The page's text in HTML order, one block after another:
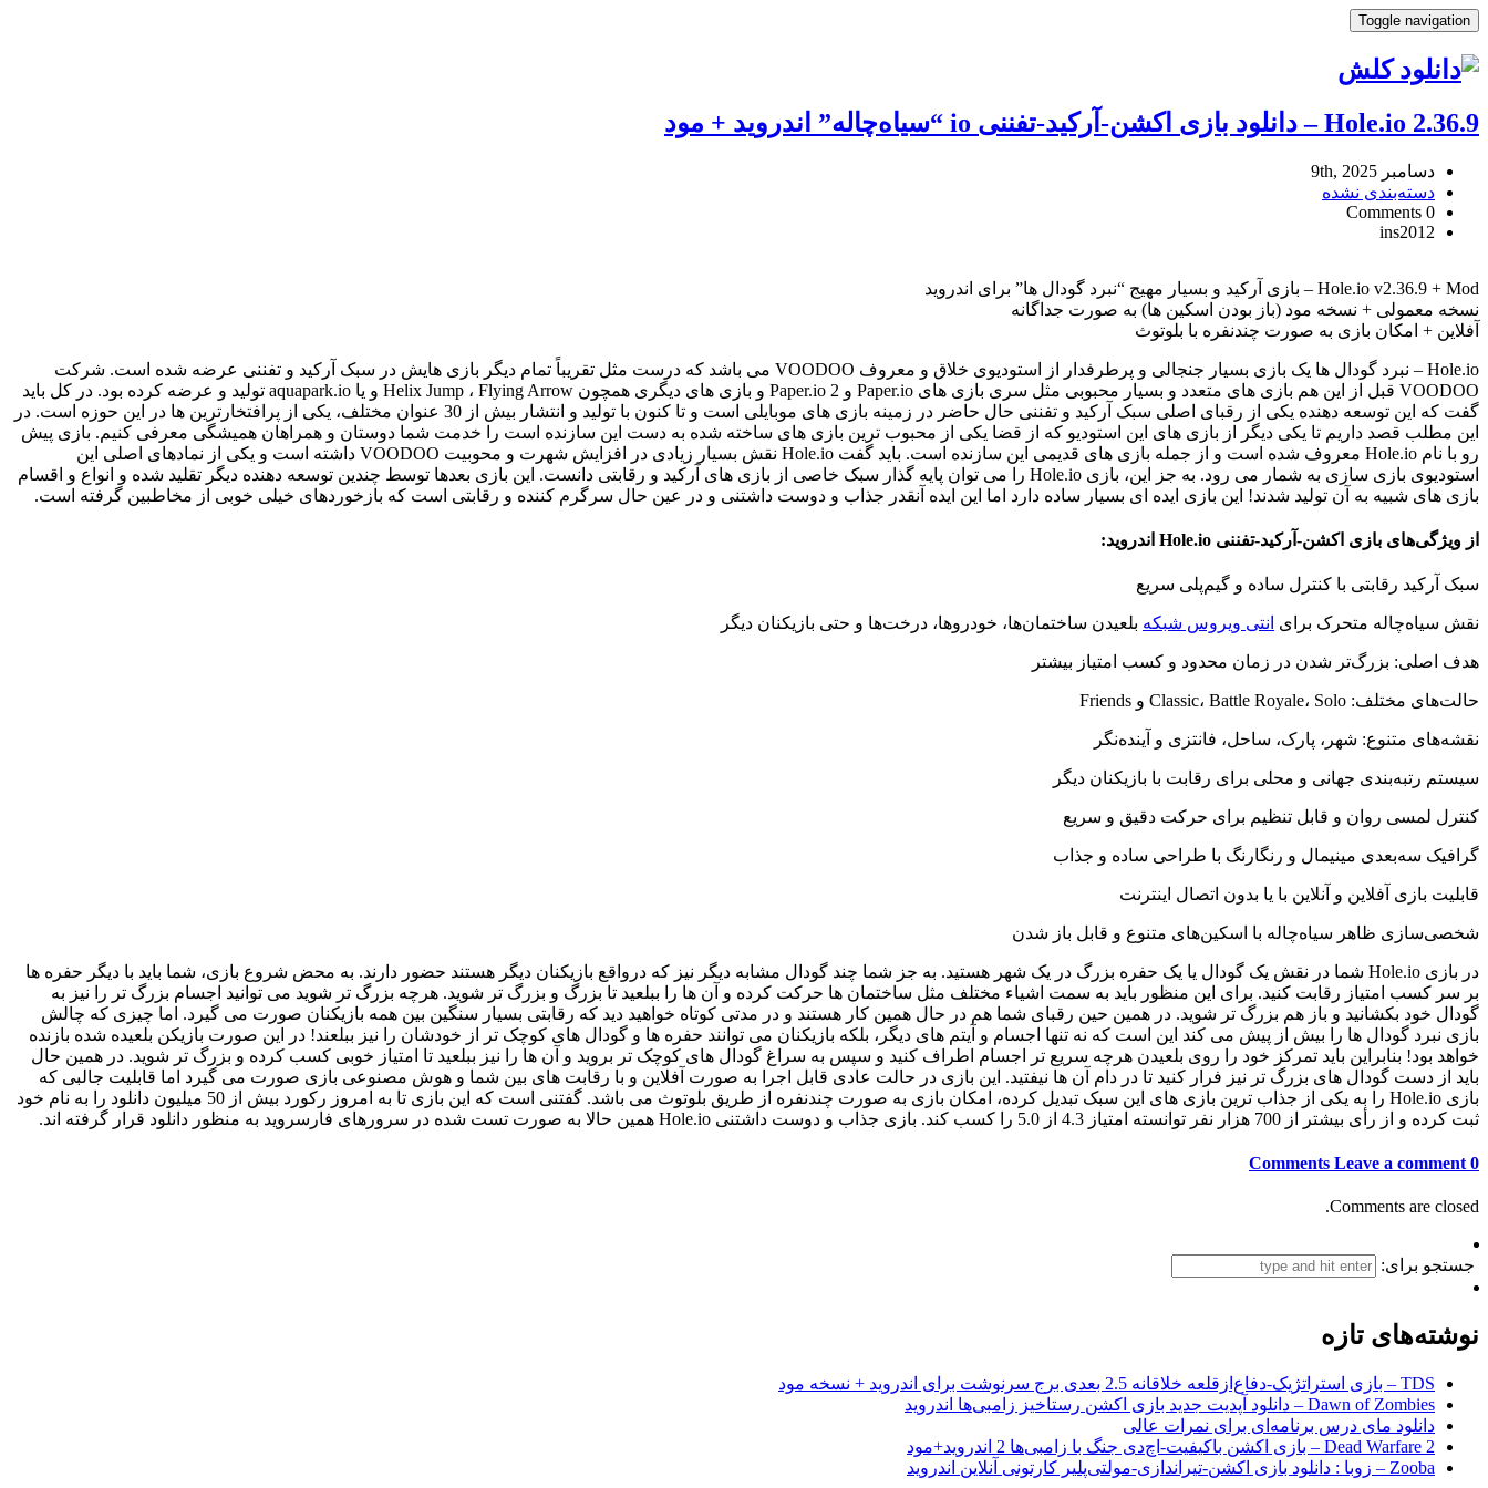
Toggle navigation
Hole.io 2.36.9 – دانلود بازی اکشن-آرکید-تفننی io “سیا‌ه‌چاله” اندروید + مود
دسامبر 9th, 2025
دسته‌بندی نشده
0 Comments
ins2012
2.36.9
–
دانلود
بازی
اکشن-
آرکید-
تفننی
io
“سیا‌ه‌چاله”
اندروید
+
مود
by
Ins2012
Dec
Hole.io v2.36.9 + Mod – بازی آرکید و بسیار مهیج “نبرد گودال ها” برای اندروید
نسخه معمولی + نسخه مود (باز بودن اسکین ها) به صورت جداگانه
آفلاین + امکان بازی به صورت چندنفره با بلوتوث
Hole.io – نبرد گودال ها یک بازی بسیار جنجالی و پرطرفدار از استودیوی خلاق و معروف VOODOO می باشد که درست مثل تقریباً تمام دیگر بازی هایش در سبک آرکید و تفننی عرضه شده است. شرکت
VOODOO قبل از این هم بازی های متعدد و بسیار محبوبی مثل سری بازی های Paper.io و Paper.io 2 و بازی های دیگری همچون Helix Jump ، Flying Arrow و یا aquapark.io تولید و عرضه کرده بود. در کل باید
گفت که این توسعه دهنده یکی از رقبای اصلی سبک آرکید و تفننی حال حاضر در زمینه بازی های موبایلی است و تا کنون با تولید و انتشار بیش از 30 عنوان مختلف، یکی از پرافتخارترین ها در این حوزه است. در
این مطلب قصد داریم تا یکی دیگر از بازی های این استودیو که از قضا یکی از محبوب ترین بازی های ساخته شده به دست این سازنده است را خدمت شما دوستان و همراهان همیشگی معرفی کنیم. بازی پیش
رو با نام Hole.io معروف شده است و از جمله بازی های قدیمی این سازنده است. باید گفت Hole.io نقش بسیار زیادی در افزایش شهرت و محوبیت VOODOO داشته است و یکی از نمادهای اصلی این
استودیوی بازی سازی به شمار می رود. به جز این، بازی Hole.io را می توان پایه گذار سبک خاصی از بازی های آرکید و رقابتی دانست. این بازی بعدها توسط چندین توسعه دهنده دیگر تقلید شده و انواع و اقسام
بازی های شبیه به آن تولید شدند! این بازی ایده ای بسیار ساده دارد اما این ایده آنقدر جذاب و دوست داشتنی و در عین حال سرگرم کننده و رقابتی است که بازخوردهای خیلی خوبی از مخاطبین گرفته است.
از ویژگی‌های بازی اکشن-آرکید-تفننی Hole.io اندروید:
سبک آرکید رقابتی با کنترل ساده و گیم‌پلی سریع
نقش سیاه‌چاله متحرک برای انتی ویروس شبکه بلعیدن ساختمان‌ها، خودروها، درخت‌ها و حتی بازیکنان دیگر
هدف اصلی: بزرگ‌تر شدن در زمان محدود و کسب امتیاز بیشتر
حالت‌های مختلف: Classic، Battle Royale، Solo و Friends
نقشه‌های متنوع: شهر، پارک، ساحل، فانتزی و آینده‌نگر
سیستم رتبه‌بندی جهانی و محلی برای رقابت با بازیکنان دیگر
کنترل لمسی روان و قابل تنظیم برای حرکت دقیق و سریع
گرافیک سه‌بعدی مینیمال و رنگارنگ با طراحی ساده و جذاب
قابلیت بازی آفلاین و آنلاین با یا بدون اتصال اینترنت
شخصی‌سازی ظاهر سیاه‌چاله با اسکین‌های متنوع و قابل باز شدن
در بازی Hole.io شما در نقش یک گودال یا یک حفره بزرگ در یک شهر هستید. به جز شما چند گودال مشابه دیگر نیز که درواقع بازیکنان دیگر هستند حضور دارند. به محض شروع بازی، شما باید با دیگر حفره ها
بر سر کسب امتیاز رقابت کنید. برای این منظور باید به سمت اشیاء مختلف مثل ساختمان ها حرکت کرده و آن ها را ببلعید تا بزرگ و بزرگ تر شوید. هرچه بزرگ تر شوید می توانید اجسام بزرگ تر را نیز به
گودال خود بکشانید و باز هم بزرگ تر شوید. در همین حین رقبای شما هم در حال همین کار هستند و در مدتی کوتاه خواهید دید که رقابتی بسیار سنگین بین همه بازیکنان صورت می گیرد. اما چیزی که چالش
بازی نبرد گودال ها را بیش از پیش می کند این است که نه تنها اجسام و آیتم های دیگر، بلکه بازیکنان می توانند حفره ها و گودال های کوچک تر از خودشان را نیز ببلعند! در این صورت بازیکن بلعیده شده بازنده
خواهد بود! بنابراین باید تمرکز خود را روی بلعیدن هرچه سریع تر اجسام اطراف کنید و سپس به سراغ گودال های کوچک تر بروید و آن ها را نیز ببلعید تا امتیاز خوبی کسب کرده و بزرگ تر شوید. در همین حال
باید از دست گودال های بزرگ تر نیز فرار کنید تا در دام آن ها نیفتید. این بازی در حالت عادی قابل اجرا به صورت آفلاین و با رقابت های بین شما و هوش مصنوعی بازی صورت می گیرد اما قابلیت جالبی که
بازی Hole.io را به یکی از جذاب ترین بازی های این سبک تبدیل کرده، امکان بازی به صورت چندنفره از طریق بلوتوث می باشد. گفتنی است که این بازی تا به امروز رکورد بیش از 50 میلیون دانلود را به نام خود
ثبت کرده و از رأی بیشتر از 700 هزار نفر توانسته امتیاز 4.3 از 5.0 را کسب کند. بازی جذاب و دوست داشتنی Hole.io همین حالا به صورت تست شده در سرورهای فارسروید به منظور دانلود قرار گرفته اند.
0 Comments
Leave a comment
Comments are closed.
جستجو برای:
نوشته‌های تازه
TDS – بازی استراتژیک-دفاع‌از‌قلعه خلاقانه 2.5 بعدی برج سرنوشت برای اندروید + نسخه مود
Dawn of Zombies – دانلود آپدیت جدید بازی اکشن رستاخیز زامبی‌ها اندروید
دانلود مای درس برنامه‌ای برای نمرات عالی
Dead Warfare 2 – بازی اکشن باکیفیت-اچ‌دی جنگ با زامبی‌ها 2 اندروید+مود
Zooba – زوبا : دانلود بازی اکشن-تیراندازی-مولتی‌پلیر کارتونی آنلاین اندروید